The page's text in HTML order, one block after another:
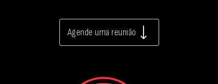
Agende uma reunião